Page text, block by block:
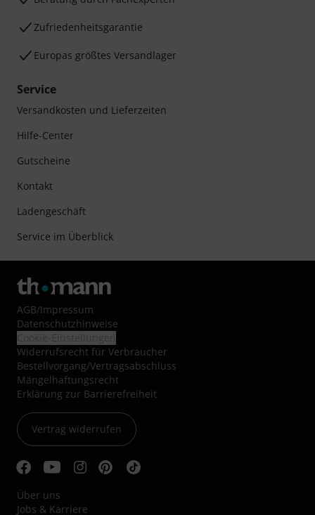
Zufriedenheitsgarantie
Europas größtes Versandlager
Service
Versandkosten und Lieferzeiten
Hilfe-Center
Gutscheine
Kontakt
Ladengeschäft
Service im Überblick
AGB/Impressum
Datenschutzhinweise
Widerrufsrecht für Verbraucher
Bestellvorgang/Vertragsabschluss
Mängelhaftungsrecht
Erklärung zur Barrierefreiheit
Vertrag widerrufen
Über uns
Jobs & Karriere